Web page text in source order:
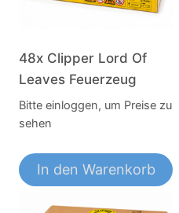
48x Clipper Lord Of
Leaves Feuerzeug
Bitte einloggen, um Preise zu
sehen
In den Warenkorb